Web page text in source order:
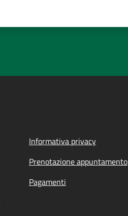
Informativa privacy
Prenotazione appuntamento
Pagamenti